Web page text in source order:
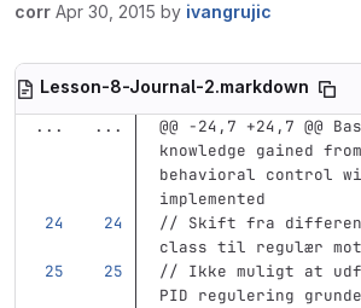
corr Apr 30, 2015 by ivangrujic
Lesson-8-Journal-2.markdown
...
...
@@ -24,7 +24,7 @@
knowledge gained
behavioral control
implemented
// Skift fra
class til regulær
// Ikke muligt at
PID regulering